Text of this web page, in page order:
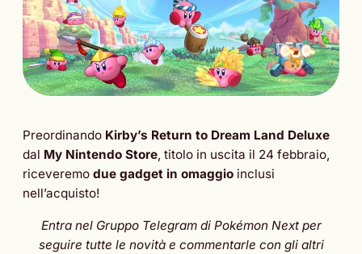
Preordinando Kirby’s Return to Dream Land Deluxe
dal My Nintendo Store, titolo in uscita il 24 febbraio,
riceveremo due gadget in omaggio inclusi
nell’acquisto!
Entra nel Gruppo Telegram di Pokémon Next per
seguire tutte le novità e commentarle con gli altri